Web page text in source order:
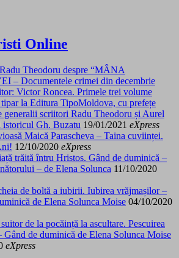
Online
Theodoru despre “MÂNA
– Documentele crimei din decembrie
Victor Roncea. Primele trei volume
la Editura TipoMoldova, cu prefețe
generalii scriitori Radu Theodoru și Aurel
istoricul Gh. Buzatu 19/01/2021 eXpress
Maică Parascheva – Taina cuviinței.
12/10/2020 eXpress
trăită întru Hristos. Gând de duminică –
– de Elena Solunca 11/10/2020
de boltă a iubirii. Iubirea vrăjmașilor –
de Elena Solunca Moise 04/10/2020
de la pocăință la ascultare. Pescuirea
Gând de duminică de Elena Solunca Moise
eXpress